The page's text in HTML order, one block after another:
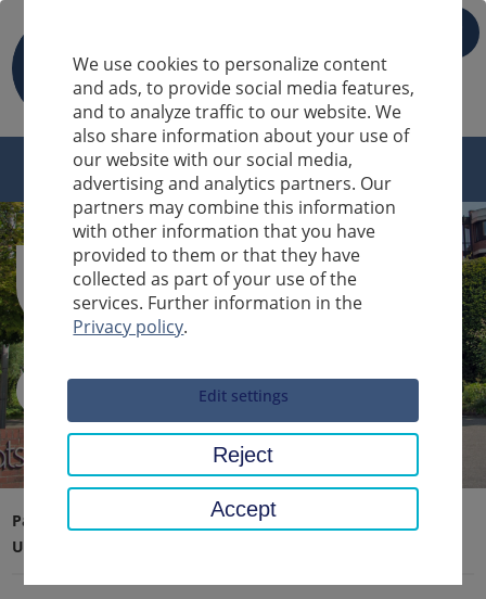
Sucheingabe
Pagina iniziale
Ufficio distrettuale, distretto
Ultime notizie
We use cookies to personalize content
and ads, to provide social media features,
and to analyze traffic to our website. We
also share information about your use of
our website with our social media,
advertising and analytics partners. Our
partners may combine this information
with other information that you have
provided to them or that they have
collected as part of your use of the
services. Further information in the
Privacy policy.
Edit settings
Reject
Accept